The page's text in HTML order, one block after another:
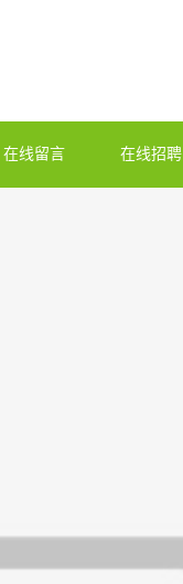
在线留言 在线招聘